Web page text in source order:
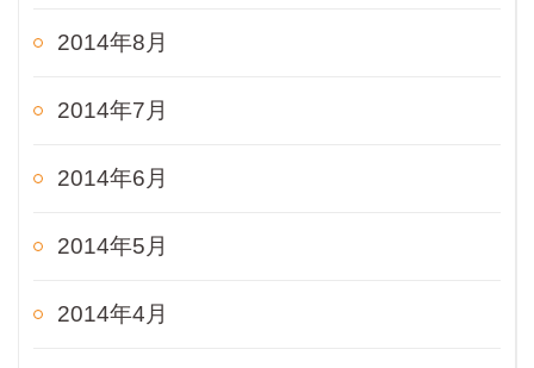
2014年8月
2014年7月
2014年6月
2014年5月
2014年4月